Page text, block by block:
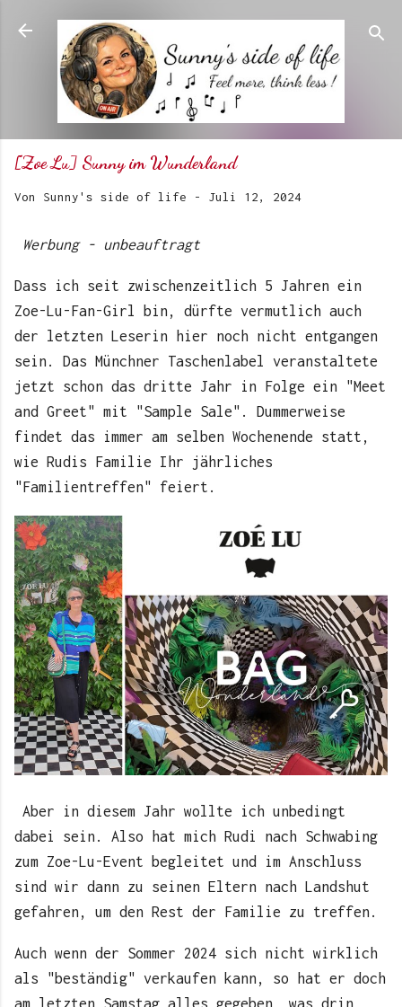
Direkt zum Hauptbereich
[Zoe Lu] Sunny im Wunderland
Von Sunny's side of life - Juli 12, 2024
Werbung - unbeauftragt
Dass ich seit zwischenzeitlich 5 Jahren ein
Zoe-Lu-Fan-Girl bin, dürfte vermutlich auch
der letzten Leserin hier noch nicht entgangen
sein. Das Münchner Taschenlabel veranstaltete
jetzt schon das dritte Jahr in Folge ein "Meet
and Greet" mit "Sample Sale". Dummerweise
findet das immer am selben Wochenende statt,
wie Rudis Familie Ihr jährliches
"Familientreffen" feiert.
Aber in diesem Jahr wollte ich unbedingt
dabei sein. Also hat mich Rudi nach Schwabing
zum Zoe-Lu-Event begleitet und im Anschluss
sind wir dann zu seinen Eltern nach Landshut
gefahren, um den Rest der Familie zu treffen.
Auch wenn der Sommer 2024 sich nicht wirklich
als "beständig" verkaufen kann, so hat er doch
am letzten Samstag alles gegeben, was drin